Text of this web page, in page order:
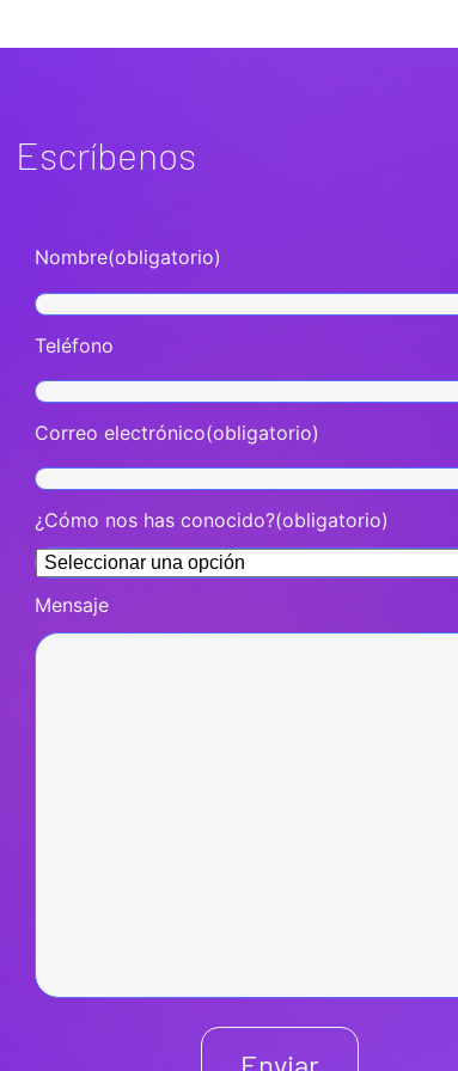
Escríbenos
Nombre(obligatorio)
Teléfono
Correo electrónico(obligatorio)
¿Cómo nos has conocido?(obligatorio)
Mensaje